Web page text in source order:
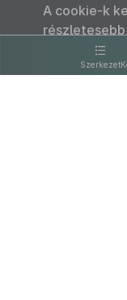
Szerkezet
A cookie-k
kattintva